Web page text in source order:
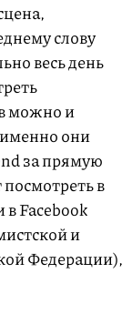
слову
весь день
можно и
они
за прямую
в
в Facebook
и
Федерации),